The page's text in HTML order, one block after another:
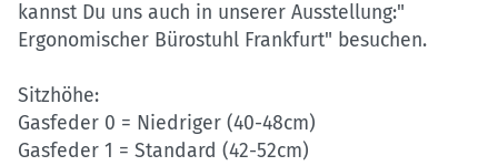
kannst Du uns auch in unserer Ausstellung:"
Ergonomischer Bürostuhl Frankfurt" besuchen.
Sitzhöhe:
Gasfeder 0 = Niedriger (40-48cm)
Gasfeder 1 = Standard (42-52cm)